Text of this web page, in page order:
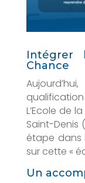
Intégrer
Chance
L’Ecole de
Saint-Denis
étape dans
sur cette «
Un